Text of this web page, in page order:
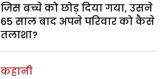
जिस बच्चे को छोड़ दिया गया, उसने
65 साल बाद अपने परिवार को कैसे
तलाशा?
कहानी